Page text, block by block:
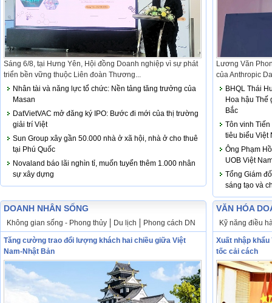
Sáng 6/8, tại Hưng Yên, Hội đồng Doanh nghiệp vì sự phát
triển bền vững thuộc Liên đoàn Thương...
Nhân tài và năng lực tổ chức: Nền tảng tăng trưởng của
Masan
DatVietVAC mở đăng ký IPO: Bước đi mới của thị trường
giải trí Việt
Sun Group xây gần 50.000 nhà ở xã hội, nhà ở cho thuê
tại Phú Quốc
Novaland báo lãi nghìn tỉ, muốn tuyển thêm 1.000 nhân
sự xây dựng
Lương Văn
của Anthropic
BHQL Thái
Hoa hậu Thế
Bắc
Tôn vinh
tiêu biểu Việt
Ông Phạm
UOB Việt
Tổng Giám
sáng tạo và
DOANH NHÂN SỐNG
Không gian sống - Phong thủy Du lịch Phong cách DN
Tăng cường trao đổi lượng khách hai chiều giữa Việt
Nam-Nhật Bản
VĂN HÓA
Kỹ năng điều
Xuất nhập
tốc cải cách